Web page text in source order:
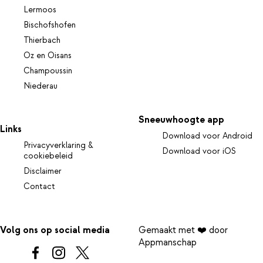
Lermoos
Bischofshofen
Thierbach
Oz en Oisans
Champoussin
Niederau
Links
Privacyverklaring &
cookiebeleid
Disclaimer
Contact
Sneeuwhoogte app
Download voor Android
Download voor iOS
Volg ons op social media
Gemaakt met ❤️ door
Appmanschap